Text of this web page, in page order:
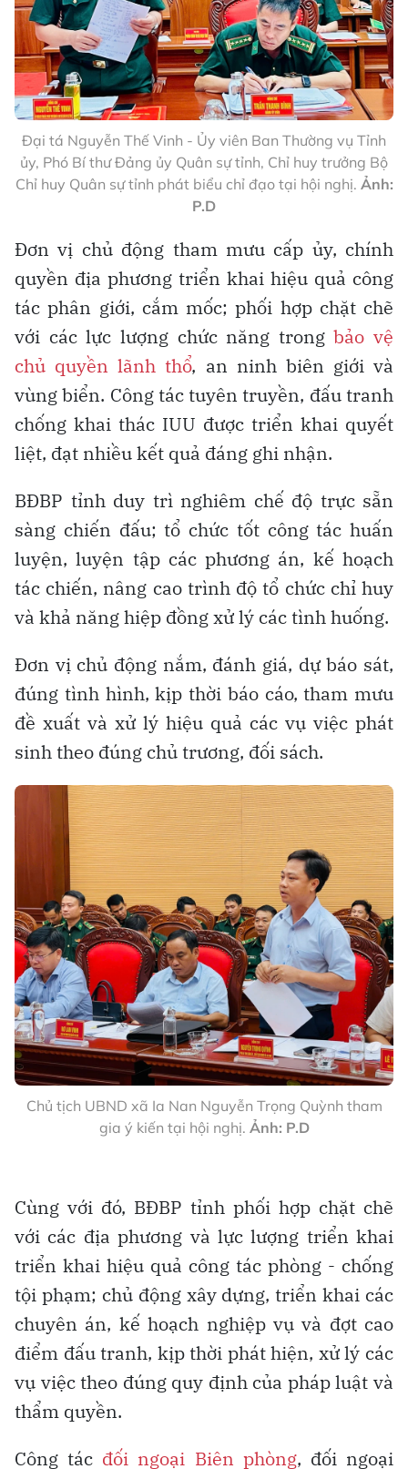
Đại tá Nguyễn Thế Vinh - Ủy viên Ban Thường vụ Tỉnh
ủy, Phó Bí thư Đảng ủy Quân sự tỉnh, Chỉ huy trưởng Bộ
Chỉ huy Quân sự tỉnh phát biểu chỉ đạo tại hội nghị. Ảnh:
P.D
Đơn vị chủ động tham mưu cấp ủy, chính
quyền địa phương triển khai hiệu quả công
tác phân giới, cắm mốc; phối hợp chặt chẽ
với các lực lượng chức năng trongbảo vệ
chủ quyền lãnh thổ, an ninh biên giới và
vùng biển. Công tác tuyên truyền, đấu tranh
chống khai thác IUU được triển khai quyết
liệt, đạt nhiều kết quả đáng ghi nhận.
BĐBP tỉnh duy trì nghiêm chế độ trực sẵn
sàng chiến đấu; tổ chức tốt công tác huấn
luyện, luyện tập các phương án, kế hoạch
tác chiến, nâng cao trình độ tổ chức chỉ huy
và khả năng hiệp đồng xử lý các tình huống.
Đơn vị chủ động nắm, đánh giá, dự báo sát,
đúng tình hình, kịp thời báo cáo, tham mưu
đề xuất và xử lý hiệu quả các vụ việc phát
sinh theo đúng chủ trương, đối sách.
Chủ tịch UBND xã Ia Nan Nguyễn Trọng Quỳnh tham
gia ý kiến tại hội nghị. Ảnh: P.D
Cùng với đó, BĐBP tỉnh phối hợp chặt chẽ
với các địa phương và lực lượng triển khai
triển khai hiệu quả công tác phòng - chống
tội phạm; chủ động xây dựng, triển khai các
chuyên án, kế hoạch nghiệp vụ và đợt cao
điểm đấu tranh, kịp thời phát hiện, xử lý các
vụ việc theo đúng quy định của pháp luật và
thẩm quyền.
Công tác đối ngoại Biên phòng, đối ngoại